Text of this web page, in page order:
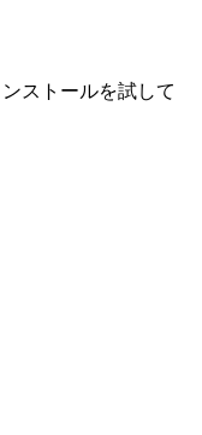
ストールを試して